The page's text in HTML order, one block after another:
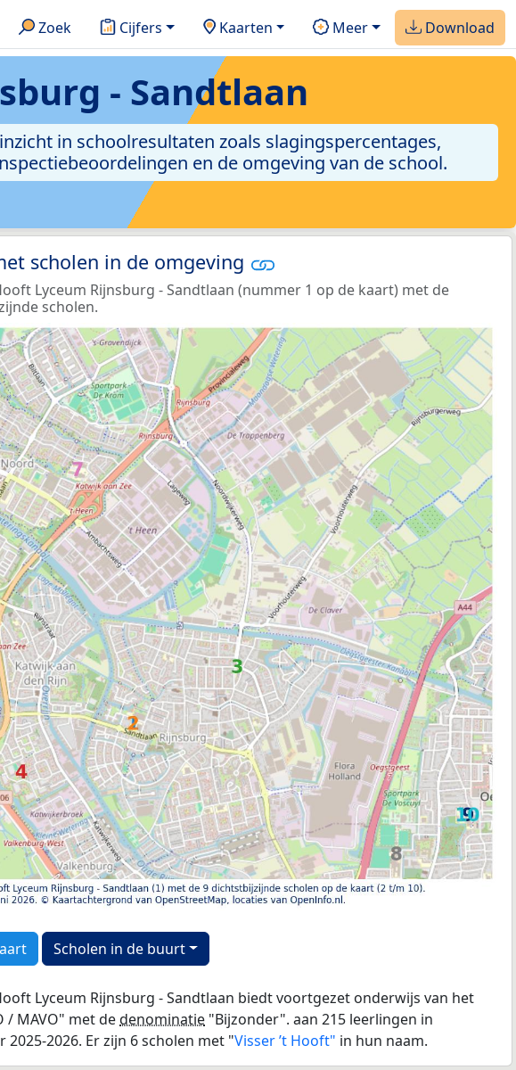
Zoek Cijfers Kaarten Meer Download
- Sandtlaan
in schoolresultaten zoals slagingspercentages,
en de omgeving van de school.
scholen in de omgeving
Lyceum Rijnsburg - Sandtlaan (nummer 1 op de kaart) met de
scholen.
Scholen in de buurt
Lyceum Rijnsburg - Sandtlaan biedt voortgezet onderwijs van het
/ MAVO" met dedenominatie "Bijzonder". aan 215 leerlingen in
2025-2026. Er zijn 6 scholen met "Visser ’t Hooft" in hun naam.